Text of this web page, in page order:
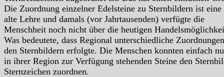
Die Zuordnung einzelner Edelsteine zu Sternbildern ist eine
alte Lehre und damals (vor Jahrtausenden) verfügte die
Menschheit noch nicht über die heutigen
Was bedeutete, dass Regional unterschiedliche
den Sternbildern erfolgte. Die Menschen konnten einfach
in ihrer Region zur Verfügung stehenden Steine den
Sternzeichen zuordnen.